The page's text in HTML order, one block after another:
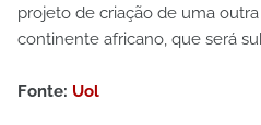
projeto de criação de uma
continente africano, que será
Fonte: Uol